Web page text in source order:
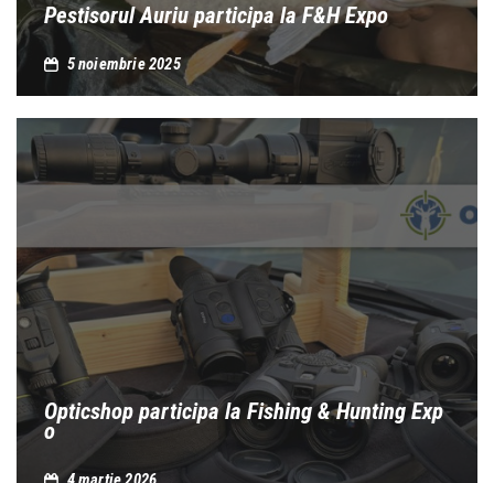
Pestisorul Auriu participa la F&H Expo
5 noiembrie 2025
Opticshop participa la Fishing & Hunting Exp
o